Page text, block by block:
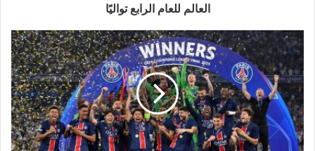
العالم للعام الرابع تواليًا